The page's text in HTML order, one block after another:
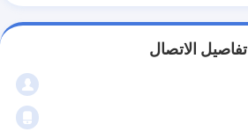
تفاصيل الاتصال